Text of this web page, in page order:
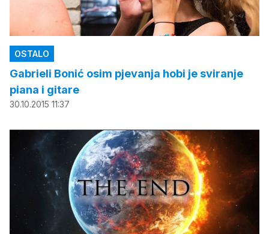
OSTALO
Gabrieli Bonić osim pjevanja hobi je sviranje
piana i gitare
30.10.2015 11:37